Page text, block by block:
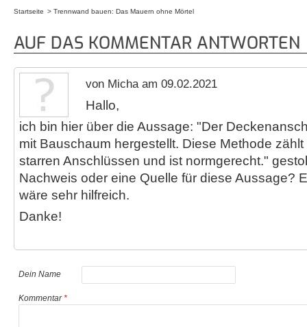
Startseite Trennwand bauen: Das Mauern ohne Mörtel
AUF DAS KOMMENTAR ANTWORTEN
von Micha am 09.02.2021
Hallo,
ich bin hier über die Aussage: "Der
mit Bauschaum hergestellt. Diese Methode
starren Anschlüssen und ist normgerecht."
Nachweis oder eine Quelle für diese Aussage?
wäre sehr hilfreich.
Danke!
Dein Name
Kommentar*